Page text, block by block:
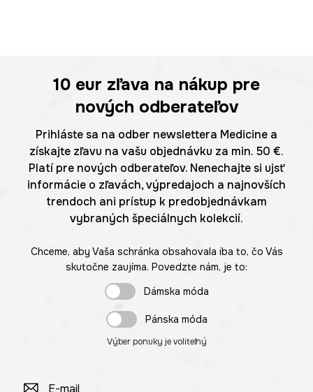
10 eur zľava na nákup pre
nových odberateľov
Prihláste sa na odber newslettera Medicine a
získajte zľavu na vašu objednávku za min. 50 €.
Platí pre nových odberateľov. Nenechajte si ujsť
informácie o zľavách, výpredajoch a najnovších
trendoch ani prístup k predobjednávkam
vybraných špeciálnych kolekcií.
Chceme, aby Vaša schránka obsahovala iba to, čo Vás
skutočne zaujíma. Povedzte nám, je to:
Dámska móda
Pánska móda
Výber ponuky je voliteľný